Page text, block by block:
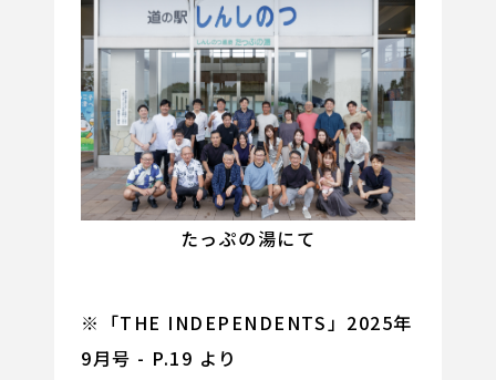
たっぷの湯にて
※「THE INDEPENDENTS」2025年
9月号 - P.19 より